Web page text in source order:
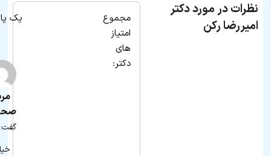
نظرات در مورد دکتر
امیررضا رکن
مجموع
امتیاز
های
دکتر:
یک